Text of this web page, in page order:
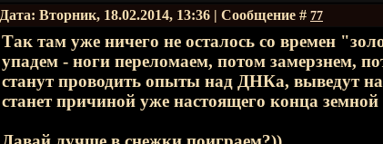
Дата: Вторник, 18.02.2014, 13:36 | Сообщение # 77
Так там уже ничего не осталось со времен
упадем - ноги переломаем, потом замерзнем,
станут проводить опыты над ДНКа, выведут
станет причиной уже настоящего конца